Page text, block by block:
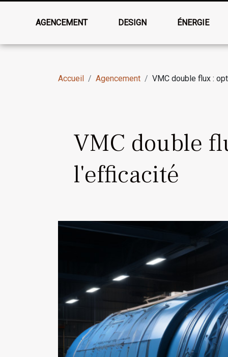
AGENCEMENT DESIGN ÉNERGIE
Accueil Agencement VMC double flux :
VMC double
l'efficacité